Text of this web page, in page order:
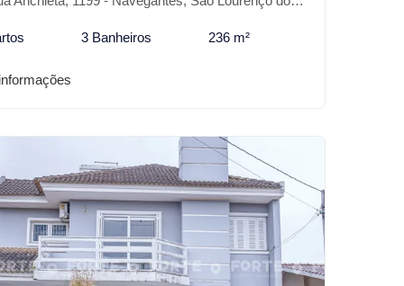
3 Banheiros 236 m²